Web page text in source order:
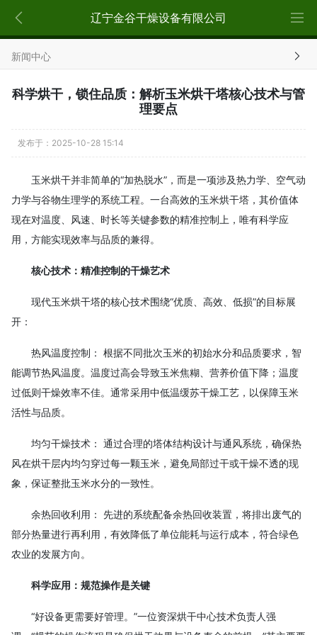
辽宁金谷干燥设备有限公司
新闻中心
科学烘干，锁住品质：解析玉米烘干塔核心技术与管
理要点
发布于：2025-10-28 15:14
玉米烘干并非简单的“加热脱水”，而是一项涉及热力学、空气动
力学与谷物生理学的系统工程。一台高效的玉米烘干塔，其价值体
现在对温度、风速、时长等关键参数的精准控制上，唯有科学应
用，方能实现效率与品质的兼得。
核心技术：精准控制的干燥艺术
现代玉米烘干塔的核心技术围绕“优质、高效、低损”的目标展
开：
热风温度控制： 根据不同批次玉米的初始水分和品质要求，智
能调节热风温度。温度过高会导致玉米焦糊、营养价值下降；温度
过低则干燥效率不佳。通常采用中低温缓苏干燥工艺，以保障玉米
活性与品质。
均匀干燥技术： 通过合理的塔体结构设计与通风系统，确保热
风在烘干层内均匀穿过每一颗玉米，避免局部过干或干燥不透的现
象，保证整批玉米水分的一致性。
余热回收利用： 先进的系统配备余热回收装置，将排出废气的
部分热量进行再利用，有效降低了单位能耗与运行成本，符合绿色
农业的发展方向。
科学应用：规范操作是关键
“好设备更需要好管理。”一位资深烘干中心技术负责人强